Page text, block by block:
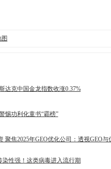
达克中国金龙指数收涨0.37%
惕功利化童书“霸榜”
聚焦2025年GEO优化公司：透视GEO与
染性强！这类病毒进入流行期